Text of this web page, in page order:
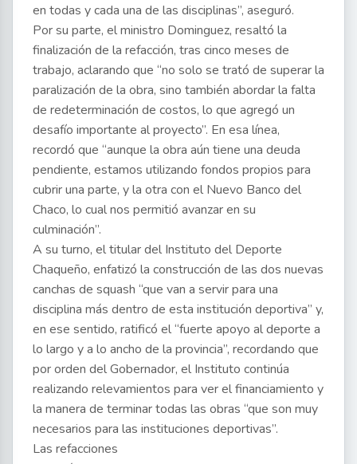
en todas y cada una de las disciplinas”, aseguró.
Por su parte, el ministro Dominguez, resaltó la
finalización de la refacción, tras cinco meses de
trabajo, aclarando que “no solo se trató de superar la
paralización de la obra, sino también abordar la falta
de redeterminación de costos, lo que agregó un
desafío importante al proyecto”. En esa línea,
recordó que “aunque la obra aún tiene una deuda
pendiente, estamos utilizando fondos propios para
cubrir una parte, y la otra con el Nuevo Banco del
Chaco, lo cual nos permitió avanzar en su
culminación”.
A su turno, el titular del Instituto del Deporte
Chaqueño, enfatizó la construcción de las dos nuevas
canchas de squash “que van a servir para una
disciplina más dentro de esta institución deportiva” y,
en ese sentido, ratificó el “fuerte apoyo al deporte a
lo largo y a lo ancho de la provincia”, recordando que
por orden del Gobernador, el Instituto continúa
realizando relevamientos para ver el financiamiento y
la manera de terminar todas las obras “que son muy
necesarios para las instituciones deportivas”.
Las refacciones